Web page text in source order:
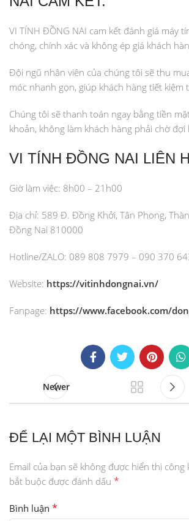
VI TÍNH ĐỒNG NAI cam kết đánh giá máy
chóng, chính xác và không ép giá khách
Đội ngũ nhân viên của chúng tôi sẽ thu
móc nhanh gọn, giúp khách hàng tiết kiệm
Chúng tôi sẽ thanh toán ngay bằng tiền
khoản, không làm khách hàng phải chờ đợi
VI TÍNH ĐỒNG NAI LIÊN
Giờ làm việc: 8h00 – 21h00
Địa chỉ: 589 Đ. Đồng Khởi, Tân Phong,
Đồng Nai 810000
Hotline/ZALO: 089 808 7979 – 090 370
Website: https://vitinhdongnai.vn/
Fanpage: https://www.facebook.com/
Newer
ĐỂ LẠI MỘT BÌNH LUẬN
Email của bạn sẽ không được hiển thị công
bắt buộc được đánh dấu *
Bình luận *